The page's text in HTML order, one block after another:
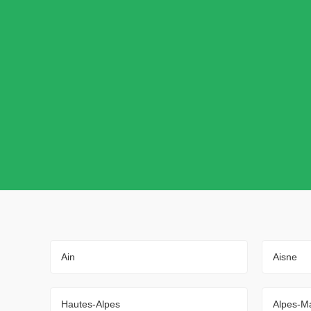
Ain Aisne
Hautes-Alpes Alpes-